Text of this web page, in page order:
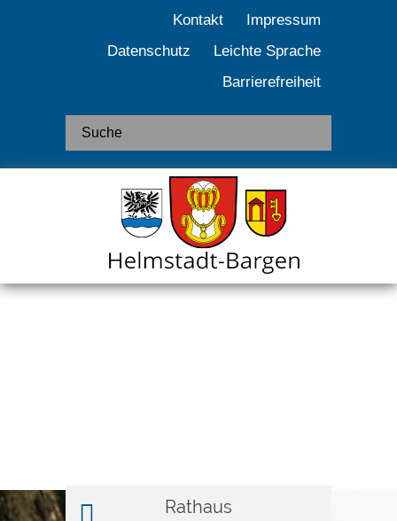
Kontakt
Impressum
Datenschutz
Leichte Sprache
Barrierefreiheit
Rathaus